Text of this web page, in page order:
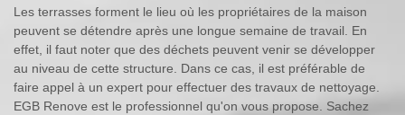
Les terrasses forment le lieu où les propriétaires de la maison
peuvent se détendre après une longue semaine de travail. En
effet, il faut noter que des déchets peuvent venir se développer
au niveau de cette structure. Dans ce cas, il est préférable de
faire appel à un expert pour effectuer des travaux de nettoyage.
EGB Renove est le professionnel qu'on vous propose. Sachez